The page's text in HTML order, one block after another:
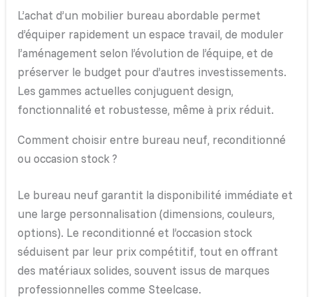
L’achat d’un mobilier bureau abordable permet
d’équiper rapidement un espace travail, de moduler
l’aménagement selon l’évolution de l’équipe, et de
préserver le budget pour d’autres investissements.
Les gammes actuelles conjuguent design,
fonctionnalité et robustesse, même à prix réduit.
Comment choisir entre bureau neuf, reconditionné
ou occasion stock ?
Le bureau neuf garantit la disponibilité immédiate et
une large personnalisation (dimensions, couleurs,
options). Le reconditionné et l’occasion stock
séduisent par leur prix compétitif, tout en offrant
des matériaux solides, souvent issus de marques
professionnelles comme Steelcase.